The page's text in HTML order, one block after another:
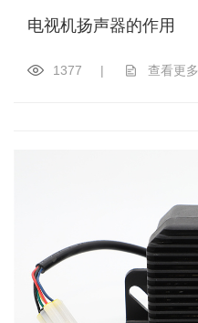
电视机扬声器的作用
1377 | 查看更多